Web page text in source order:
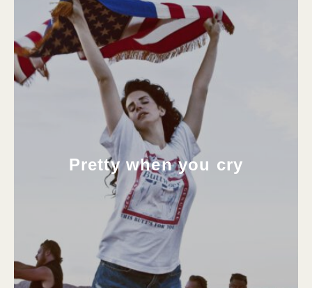
Pretty when you cry